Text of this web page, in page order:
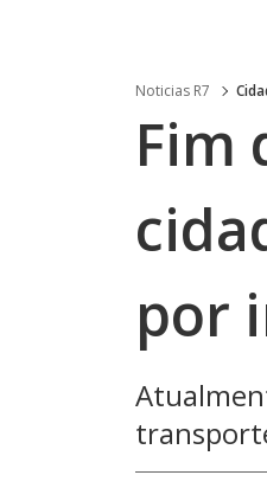
Noticias R7
Fim
por